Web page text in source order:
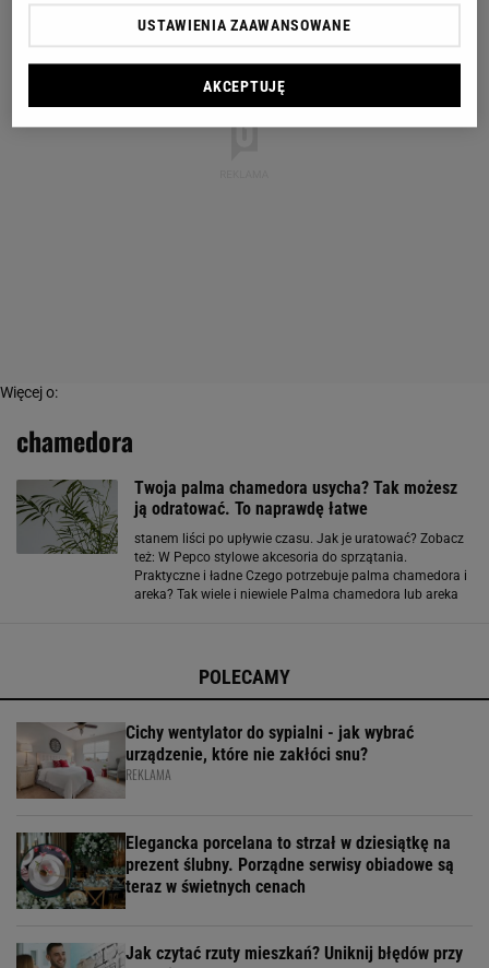
Więcej o:
chamedora
Twoja palma chamedora usycha? Tak możesz
ją odratować. To naprawdę łatwe
stanem liści po upływie czasu. Jak je uratować? Zobacz
też: W Pepco stylowe akcesoria do sprzątania.
Praktyczne i ładne Czego potrzebuje palma chamedora i
areka? Tak wiele i niewiele Palma chamedora lub areka
POLECAMY
Cichy wentylator do sypialni - jak wybrać
urządzenie, które nie zakłóci snu?
REKLAMA
Elegancka porcelana to strzał w dziesiątkę na
prezent ślubny. Porządne serwisy obiadowe są
teraz w świetnych cenach
Jak czytać rzuty mieszkań? Uniknij błędów przy
USTAWIENIA ZAAWANSOWANE
AKCEPTUJĘ